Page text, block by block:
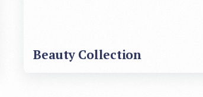
Beauty Collection